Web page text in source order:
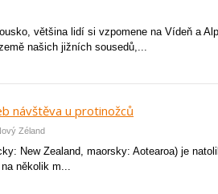
většina lidí si vzpomene na Vídeň a
našich jižních sousedů,...
návštěva u protinožců
Zéland
New Zealand, maorsky: Aotearoa) je
několik m...